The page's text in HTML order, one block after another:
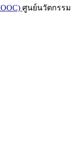
ศูนย์นวัตกรรม